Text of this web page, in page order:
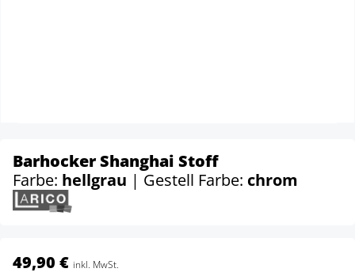
Barhocker Shanghai Stoff
Farbe: hellgrau | Gestell Farbe: chrom
49,90 € inkl. MwSt.